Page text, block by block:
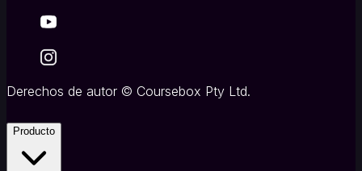
Derechos de autor © Coursebox Pty Ltd.
Producto